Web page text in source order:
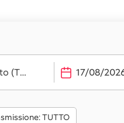
Trabzon Aeroporto (TZX)
TUTTO